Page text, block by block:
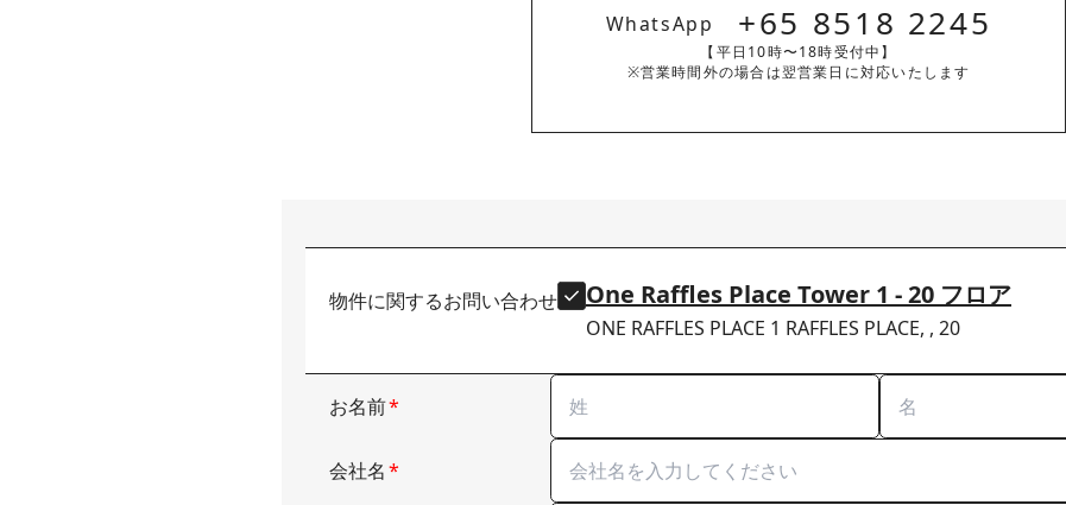
WhatsApp
+65 8518 2245
【平日10時〜18時受付中】
※営業時間外の場合は翌営業日に対応いたします
物件に関するお問い合わせ One Raffles Place Tower 1 - 20 フロア
ONE RAFFLES PLACE 1 RAFFLES PLACE, , 20
お名前*
会社名*